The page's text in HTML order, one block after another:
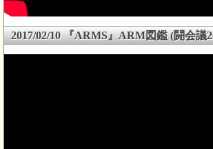
2017/02/10 『ARMS』ARM図鑑 (闘会議